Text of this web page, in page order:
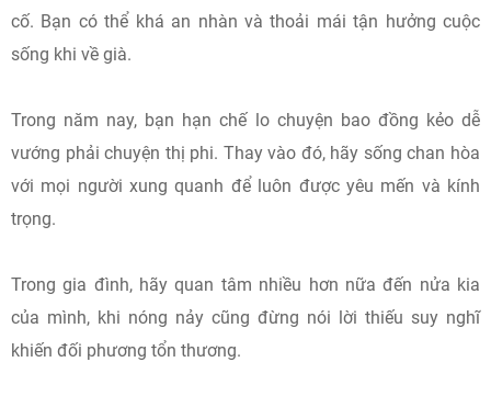
cố. Bạn có thể khá an nhàn và thoải mái tận hưởng cuộc
sống khi về già.
Trong năm nay, bạn hạn chế lo chuyện bao đồng kẻo dễ
vướng phải chuyện thị phi. Thay vào đó, hãy sống chan hòa
với mọi người xung quanh để luôn được yêu mến và kính
trọng.
Trong gia đình, hãy quan tâm nhiều hơn nữa đến nửa kia
của mình, khi nóng nảy cũng đừng nói lời thiếu suy nghĩ
khiến đối phương tổn thương.